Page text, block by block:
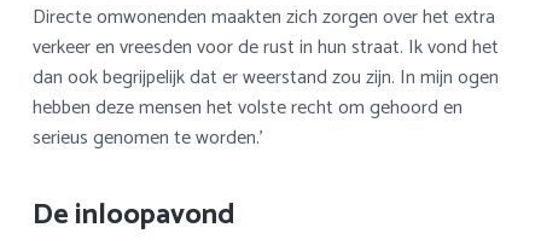
Directe omwonenden maakten zich zorgen over het extra
verkeer en vreesden voor de rust in hun straat. Ik vond het
dan ook begrijpelijk dat er weerstand zou zijn. In mijn ogen
hebben deze mensen het volste recht om gehoord en
serieus genomen te worden.’
De inloopavond